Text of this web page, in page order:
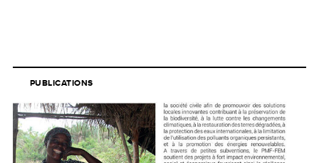
PUBLICATIONS